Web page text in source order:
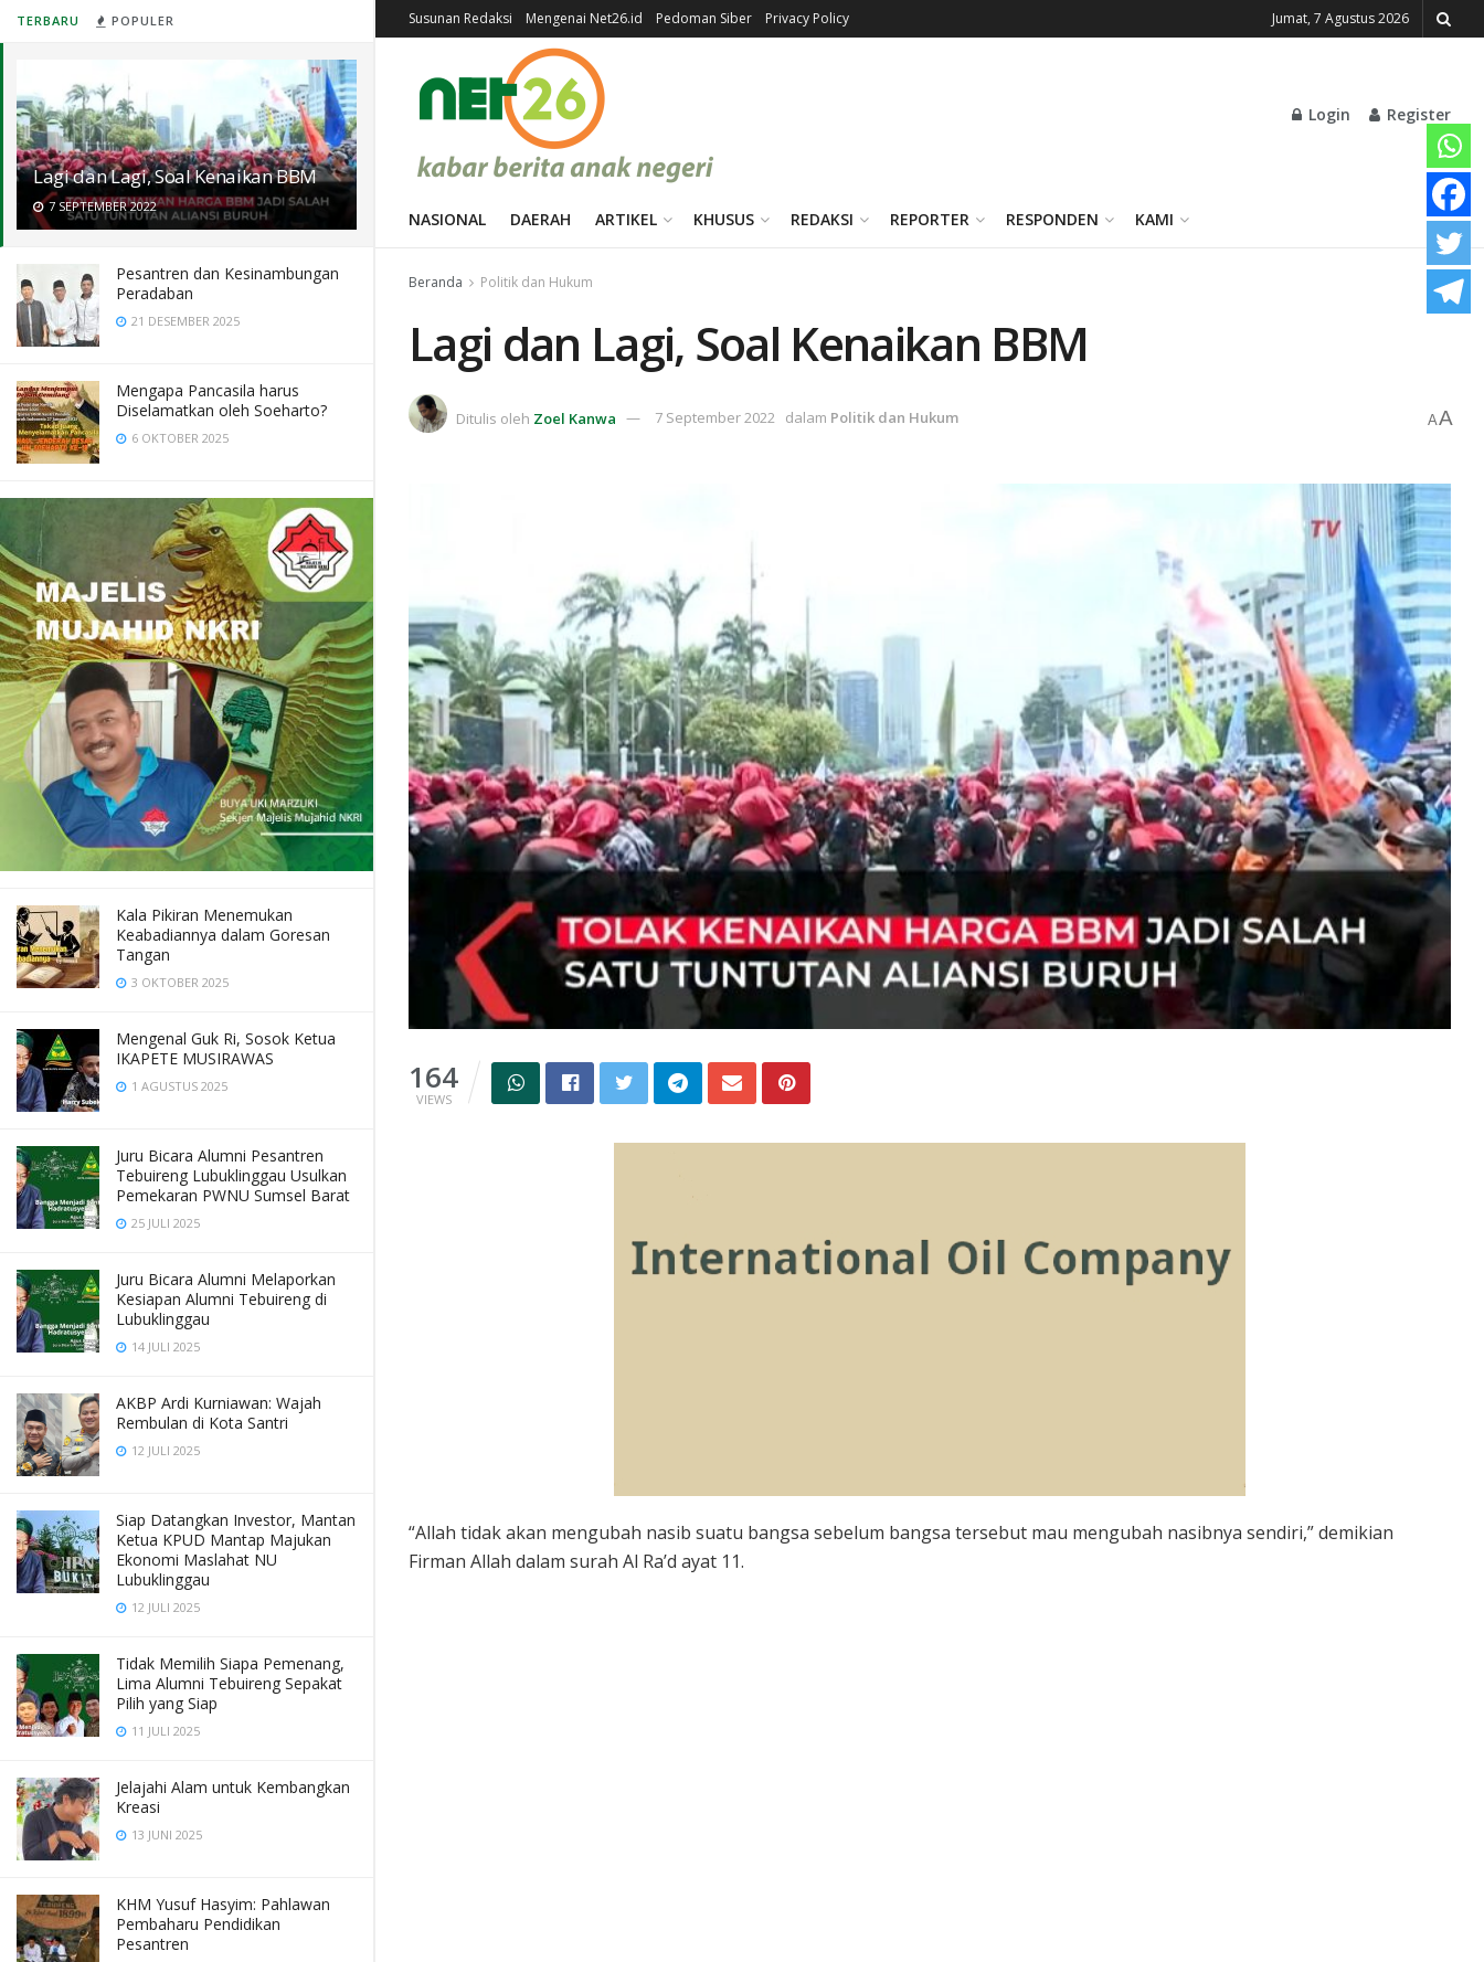
TERBARU POPULER
Lagi dan Lagi, Soal Kenaikan BBM
7 SEPTEMBER 2022
Pesantren dan Kesinambungan
Peradaban
21 DESEMBER 2025
Mengapa Pancasila harus
Diselamatkan oleh Soeharto?
6 OKTOBER 2025
Kala Pikiran Menemukan
Keabadiannya dalam Goresan
Tangan
3 OKTOBER 2025
Mengenal Guk Ri, Sosok Ketua
IKAPETE MUSIRAWAS
1 AGUSTUS 2025
Juru Bicara Alumni Pesantren
Tebuireng Lubuklinggau Usulkan
Pemekaran PWNU Sumsel Barat
25 JULI 2025
Juru Bicara Alumni Melaporkan
Kesiapan Alumni Tebuireng di
Lubuklinggau
14 JULI 2025
AKBP Ardi Kurniawan: Wajah
Rembulan di Kota Santri
12 JULI 2025
Siap Datangkan Investor, Mantan
Ketua KPUD Mantap Majukan
Ekonomi Maslahat NU
Lubuklinggau
12 JULI 2025
Tidak Memilih Siapa Pemenang,
Lima Alumni Tebuireng Sepakat
Pilih yang Siap
11 JULI 2025
Jelajahi Alam untuk Kembangkan
Kreasi
13 JUNI 2025
KHM Yusuf Hasyim: Pahlawan
Pembaharu Pendidikan
Pesantren
Susunan Redaksi Mengenai Net26.id Pedoman Siber Privacy Policy Jumat, 7 Agustus 2026
Login Register
NASIONAL DAERAH ARTIKEL KHUSUS REDAKSI REPORTER RESPONDEN KAMI
Beranda Politik dan Hukum
Lagi dan Lagi, Soal Kenaikan BBM
Ditulis oleh Zoel Kanwa 7 September 2022 dalam Politik dan Hukum AA
164
VIEWS
“Allah tidak akan mengubah nasib suatu bangsa sebelum bangsa tersebut mau mengubah nasibnya sendiri,” demikian
Firman Allah dalam surah Al Ra’d ayat 11.